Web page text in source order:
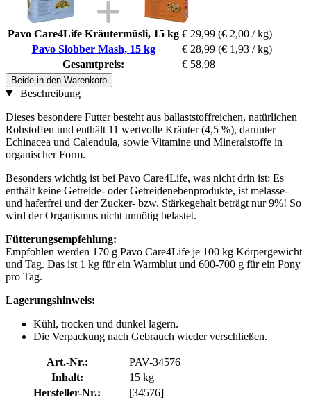
Pavo Care4Life Kräutermüsli, 15 kg € 29,99 (€ 2,00 / kg)
Pavo Slobber Mash, 15 kg
€ 28,99 (€ 1,93 / kg)
Gesamtpreis:
€ 58,98
Beide in den Warenkorb
Beschreibung
Dieses besondere Futter besteht aus ballaststoffreichen, natürlichen
Rohstoffen und enthält 11 wertvolle Kräuter (4,5 %), darunter
Echinacea und Calendula, sowie Vitamine und Mineralstoffe in
organischer Form.
Besonders wichtig ist bei Pavo Care4Life, was nicht drin ist: Es
enthält keine Getreide- oder Getreidenebenprodukte, ist melasse-
und haferfrei und der Zucker- bzw. Stärkegehalt beträgt nur 9%! So
wird der Organismus nicht unnötig belastet.
Fütterungsempfehlung:
Empfohlen werden 170 g Pavo Care4Life je 100 kg Körpergewicht
und Tag. Das ist 1 kg für ein Warmblut und 600-700 g für ein Pony
pro Tag.
Lagerungshinweis:
Kühl, trocken und dunkel lagern.
Die Verpackung nach Gebrauch wieder verschließen.
Art.-Nr.:
PAV-34576
Inhalt:
15 kg
Hersteller-Nr.:
[34576]